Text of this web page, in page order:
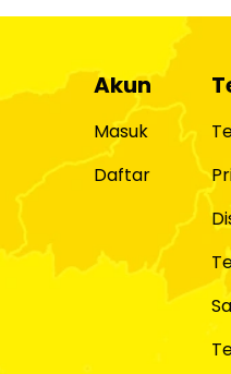
Akun
Masuk
Daftar